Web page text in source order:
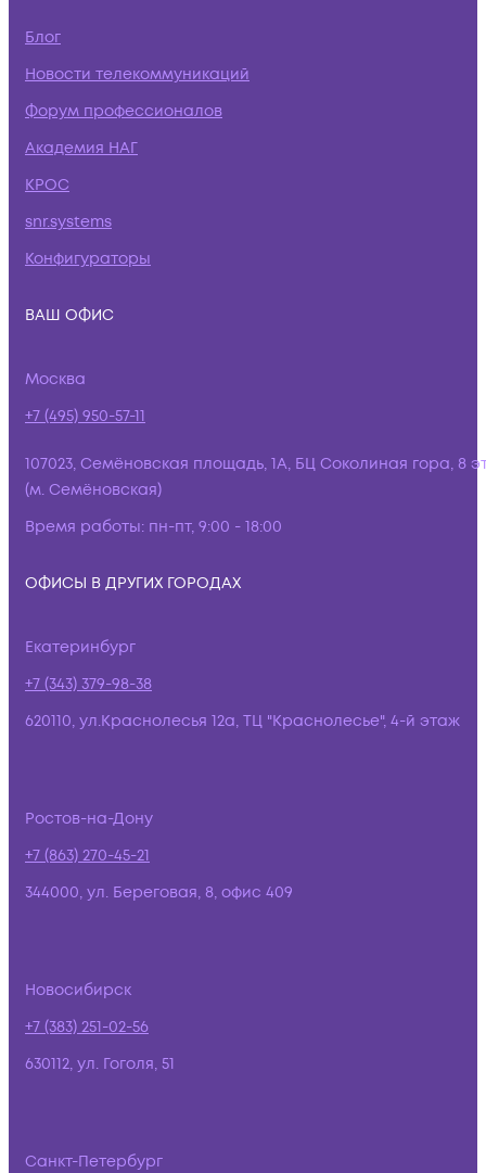
Блог
Новости телекоммуникаций
Форум профессионалов
Академия НАГ
КРОС
snr.systems
Конфигураторы
ВАШ ОФИС
Москва
+7 (495) 950-57-11
107023, Семёновская площадь, 1А, БЦ Соколиная гора, 8
(м. Семёновская)
Время работы: пн-пт, 9:00 - 18:00
ОФИСЫ В ДРУГИХ ГОРОДАХ
Екатеринбург
+7 (343) 379-98-38
620110, ул.Краснолесья 12а, ТЦ "Краснолесье", 4-й этаж
Ростов-на-Дону
+7 (863) 270-45-21
344000, ул. Береговая, 8, офис 409
Новосибирск
+7 (383) 251-02-56
630112, ул. Гоголя, 51
Санкт-Петербург